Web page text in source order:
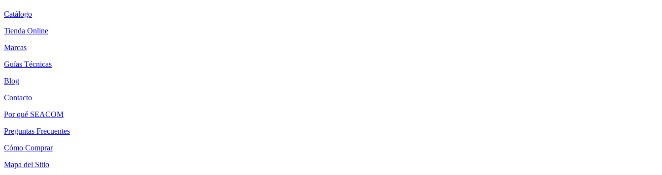
Catálogo
Tienda Online
Marcas
Guías Técnicas
Blog
Contacto
Por qué SEACOM
Preguntas Frecuentes
Cómo Comprar
Mapa del Sitio